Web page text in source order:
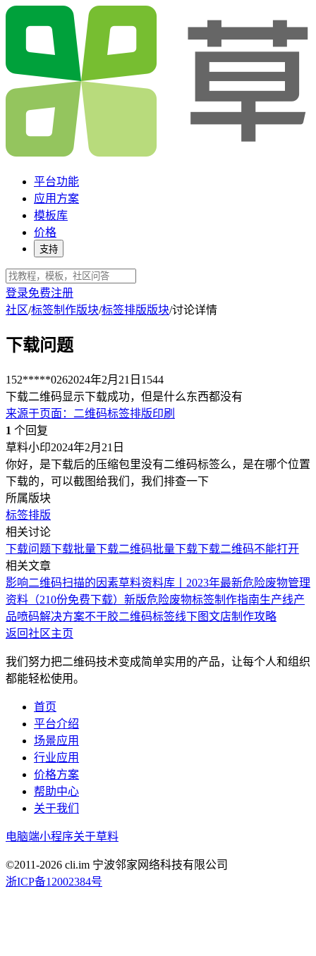
平台功能
应用方案
模板库
价格
支持
登录免费注册
社区/标签制作版块/标签排版版块/讨论详情
下载问题
152*****0262024年2月21日 1544
下载二维码显示下载成功，但是什么东西都没有
来源于页面 ： 二维码标签排版印刷
1 个回复
草料小印2024年2月21日
你好，是下载后的压缩包里没有二维码标签么，是在哪个位置
下载的，可以截图给我们，我们排查一下
所属版块
标签排版
相关讨论
下载问题下载批量下载二维码批量下载下载二维码不能打开
相关文章
影响二维码扫描的因素草料资料库丨2023年最新危险废物管理
资料（210份免费下载） 新版危险废物标签制作指南生产线产
品喷码解决方案不干胶二维码标签线下图文店制作攻略
返回社区主页
我们努力把二维码技术变成简单实用的产品，让每个人和组织
都能轻松使用。
首页
平台介绍
场景应用
行业应用
价格方案
帮助中心
关于我们
电脑端小程序关于草料
©2011-2026 cli.im 宁波邻家网络科技有限公司
浙ICP备12002384号